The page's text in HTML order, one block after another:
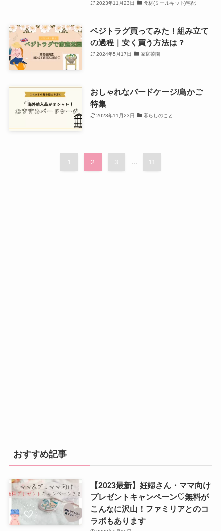
2023年11月23日 食材(ミールキット)宅配
ベジトラグ買ってみた！組み立て
の過程｜安く買う方法は？
2024年5月17日 家庭菜園
おしゃれなバードケージ/鳥かご
特集
2023年11月23日 暮らしのこと
1 2 3 ... 11
おすすめ記事
【2023最新】妊婦さん・ママ向け
プレゼントキャンペーン♡無料が
こんなに沢山！ファミリアとのコ
ラボもあります